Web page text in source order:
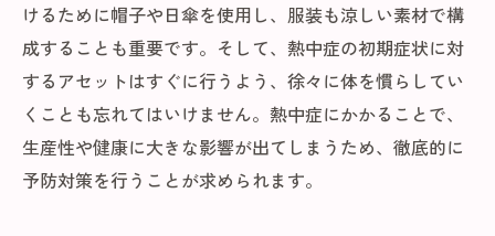
けるために帽子や日傘を使用し、服装も涼しい素材で構
成することも重要です。そして、熱中症の初期症状に対
するアセットはすぐに行うよう、徐々に体を慣らしてい
くことも忘れてはいけません。熱中症にかかることで、
生産性や健康に大きな影響が出てしまうため、徹底的に
予防対策を行うことが求められます。